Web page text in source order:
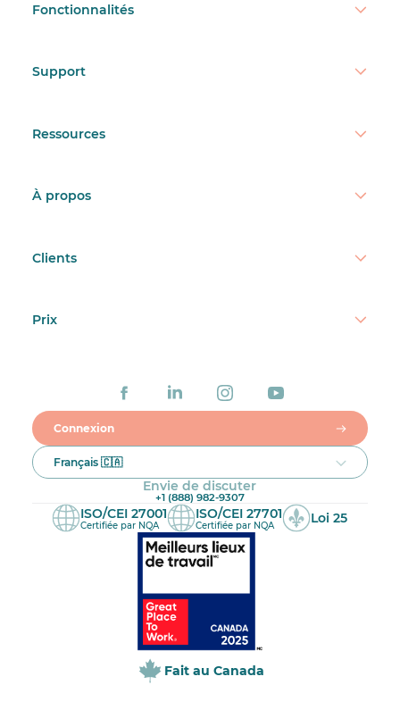
Fonctionnalités
Support
Ressources
À propos
Clients
Prix
Connexion
Français 🇨🇦
Envie de discuter
+1 (888) 982-9307
ISO/CEI 27001
Certifiée par NQA
ISO/CEI 27701
Certifiée par NQA Loi 25
Fait au Canada